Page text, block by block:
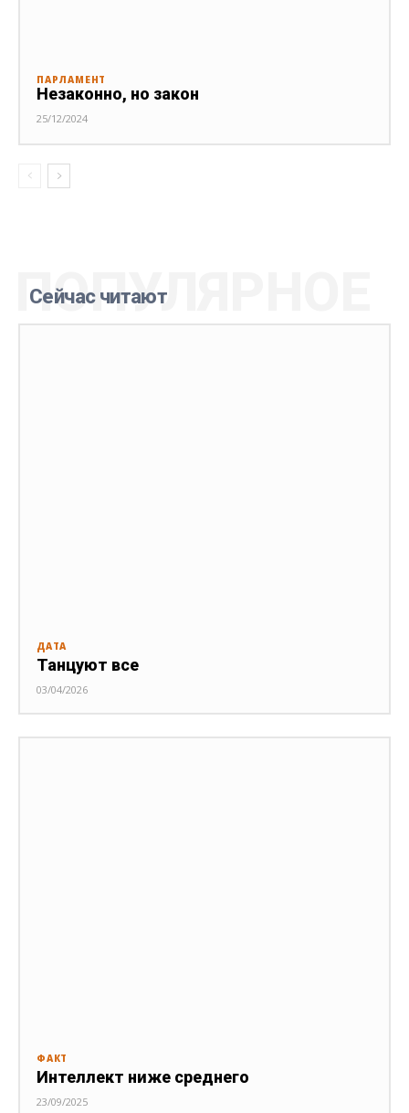
ПАРЛАМЕНТ
Незаконно, но закон
25/12/2024
Сейчас читают
ПОПУЛЯРНОЕ
ДАТА
Танцуют все
03/04/2026
ФАКТ
Интеллект ниже среднего
23/09/2025